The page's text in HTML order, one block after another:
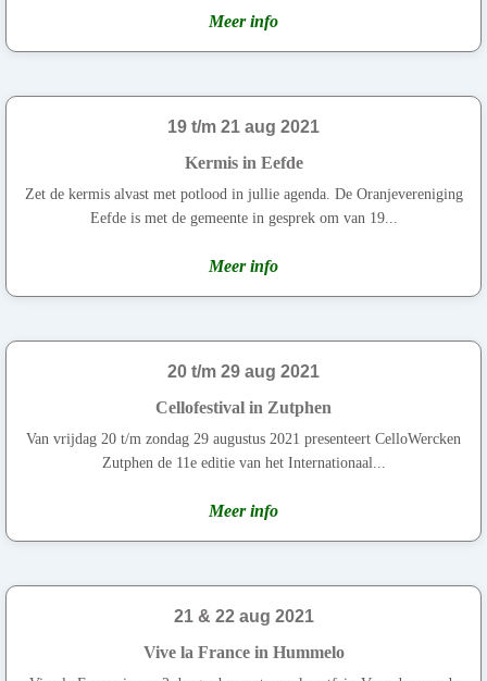
Meer info
19 t/m 21 aug 2021
Kermis in Eefde
Zet de kermis alvast met potlood in jullie agenda. De Oranjevereniging
Eefde is met de gemeente in gesprek om van 19...
Meer info
20 t/m 29 aug 2021
Cellofestival in Zutphen
Van vrijdag 20 t/m zondag 29 augustus 2021 presenteert CelloWercken
Zutphen de 11e editie van het Internationaal...
Meer info
21 & 22 aug 2021
Vive la France in Hummelo